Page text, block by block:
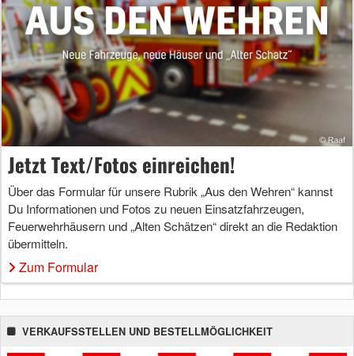
Jetzt Text/Fotos einreichen!
Über das Formular für unsere Rubrik „Aus den Wehren“ kannst
Du Informationen und Fotos zu neuen Einsatzfahrzeugen,
Feuerwehrhäusern und „Alten Schätzen“ direkt an die Redaktion
übermitteln.
Zum Formular
VERKAUFSSTELLEN UND BESTELLMÖGLICHKEIT